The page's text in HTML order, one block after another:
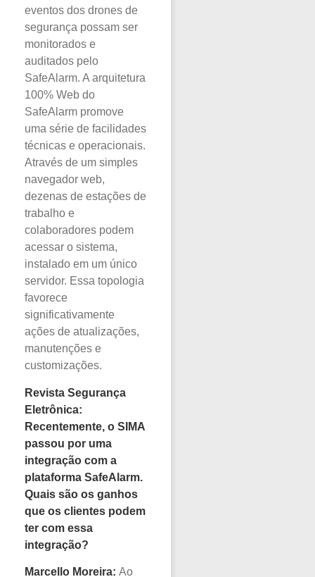
eventos dos drones de
segurança possam ser
monitorados e
auditados pelo
SafeAlarm. A arquitetura
100% Web do
SafeAlarm promove
uma série de facilidades
técnicas e operacionais.
Através de um simples
navegador web,
dezenas de estações de
trabalho e
colaboradores podem
acessar o sistema,
instalado em um único
servidor. Essa topologia
favorece
significativamente
ações de atualizações,
manutenções e
customizações.
Revista Segurança
Eletrônica:
Recentemente, o SIMA
passou por uma
integração com a
plataforma SafeAlarm.
Quais são os ganhos
que os clientes podem
ter com essa
integração?
Marcello Moreira: Ao